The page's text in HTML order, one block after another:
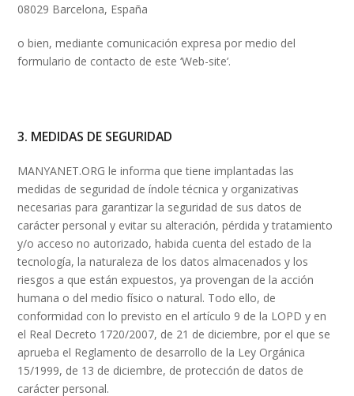
08029 Barcelona, España
o bien, mediante comunicación expresa por medio del
formulario de contacto de este ‘Web-site’.
3. MEDIDAS DE SEGURIDAD
MANYANET.ORG le informa que tiene implantadas las
medidas de seguridad de índole técnica y organizativas
necesarias para garantizar la seguridad de sus datos de
carácter personal y evitar su alteración, pérdida y tratamiento
y/o acceso no autorizado, habida cuenta del estado de la
tecnología, la naturaleza de los datos almacenados y los
riesgos a que están expuestos, ya provengan de la acción
humana o del medio físico o natural. Todo ello, de
conformidad con lo previsto en el artículo 9 de la LOPD y en
el Real Decreto 1720/2007, de 21 de diciembre, por el que se
aprueba el Reglamento de desarrollo de la Ley Orgánica
15/1999, de 13 de diciembre, de protección de datos de
carácter personal.